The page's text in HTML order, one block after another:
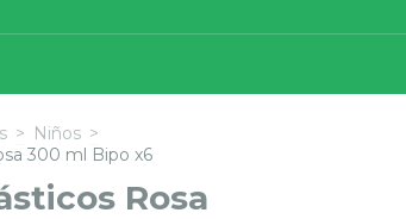
> Niños >
300 ml Bipo x6
Rosa